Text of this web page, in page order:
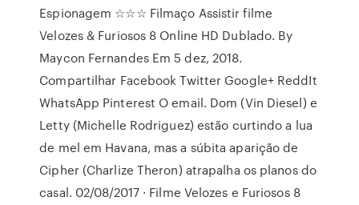
Espionagem ☆☆☆ Filmaço Assistir filme
Velozes & Furiosos 8 Online HD Dublado. By
Maycon Fernandes Em 5 dez, 2018.
Compartilhar Facebook Twitter Google+ ReddIt
WhatsApp Pinterest O email. Dom (Vin Diesel) e
Letty (Michelle Rodriguez) estão curtindo a lua
de mel em Havana, mas a súbita aparição de
Cipher (Charlize Theron) atrapalha os planos do
casal. 02/08/2017 · Filme Velozes e Furiosos 8